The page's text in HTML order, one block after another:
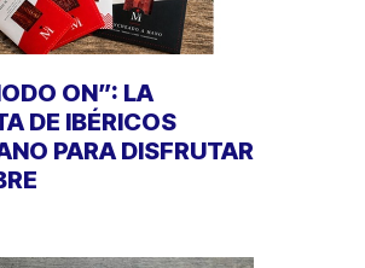
ON”: LA
DE IBÉRICOS
PARA DISFRUTAR